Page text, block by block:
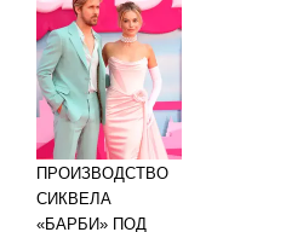
ПРОИЗВОДСТВО
СИКВЕЛА
«БАРБИ» ПОД